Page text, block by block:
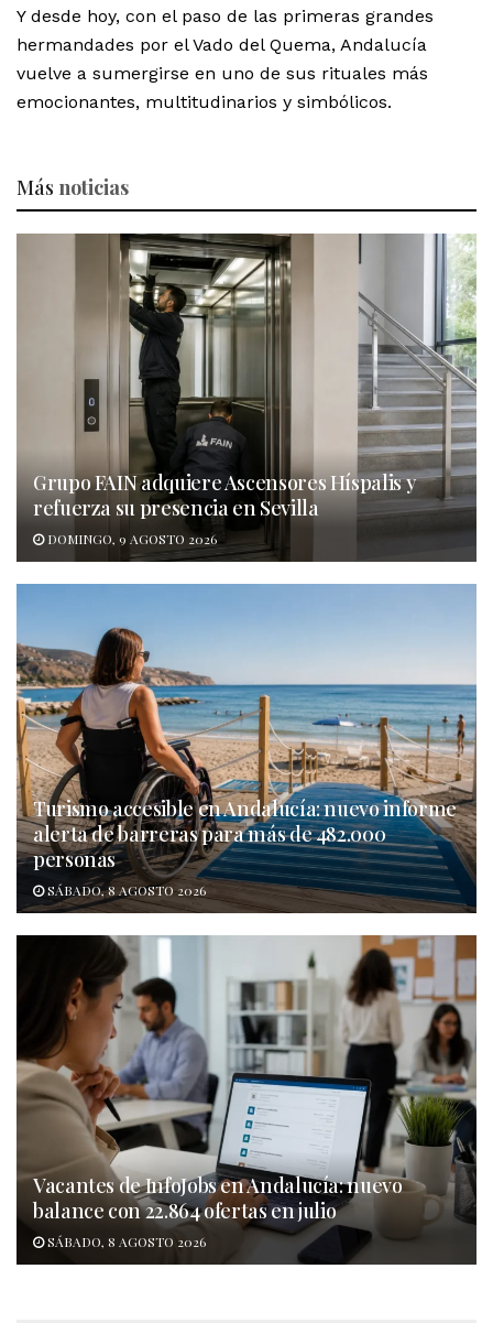
Y desde hoy, con el paso de las primeras grandes
hermandades por el Vado del Quema, Andalucía
vuelve a sumergirse en uno de sus rituales más
emocionantes, multitudinarios y simbólicos.
Más noticias
Grupo FAIN adquiere Ascensores Híspalis y
refuerza su presencia en Sevilla
DOMINGO, 9 AGOSTO 2026
Turismo accesible en Andalucía: nuevo informe
alerta de barreras para más de 482.000
personas
SÁBADO, 8 AGOSTO 2026
Vacantes de InfoJobs en Andalucía: nuevo
balance con 22.864 ofertas en julio
SÁBADO, 8 AGOSTO 2026